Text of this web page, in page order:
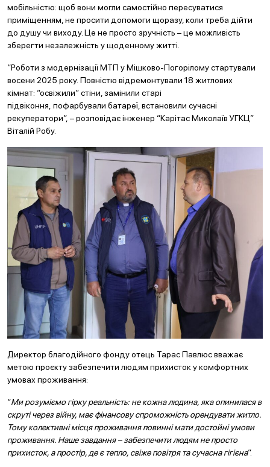
мобільністю: щоб вони могли самостійно пересуватися
приміщенням, не просити допомоги щоразу, коли треба дійти
до душу чи виходу. Це не просто зручність – це можливість
зберегти незалежність у щоденному житті.
“Роботи з модернізації МТП у Мішково-Погорілому стартували
восени 2025 року. Повністю відремонтували 18 житлових
кімнат: “освіжили” стіни, замінили старі
підвіконня, пофарбували батареї, встановили сучасні
рекуператори”, – розповідає інженер “Карітас Миколаїв УГКЦ”
Віталій Робу.
Директор благодійного фонду отець Тарас Павлюс вважає
метою проєкту забезпечити людям прихисток у комфортних
умовах проживання:
“Ми розуміємо гірку реальність: не кожна людина, яка опинилася в
скруті через війну, має фінансову спроможність орендувати житло.
Тому колективні місця проживання повинні мати достойні умови
проживання. Наше завдання – забезпечити людям не просто
прихисток, а простір, де є тепло, свіже повітря та сучасна гігієна“.